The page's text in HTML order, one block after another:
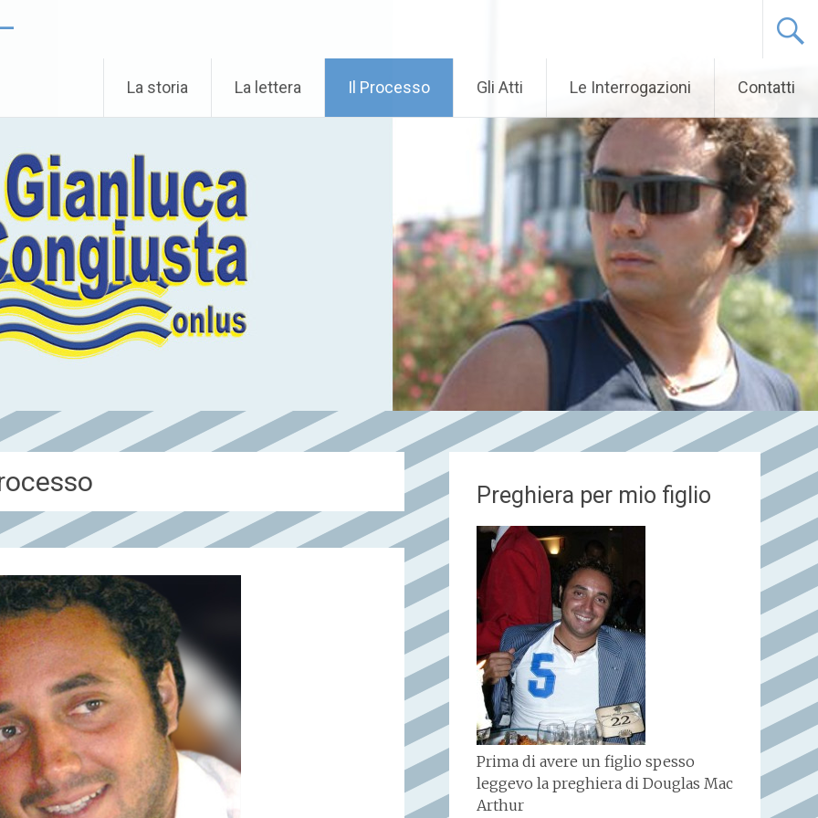
La storia La lettera Il Processo Gli Atti Le Interrogazioni Contatti
Preghiera per mio figlio
Prima di avere un figlio spesso
leggevo la preghiera di Douglas Mac
Arthur